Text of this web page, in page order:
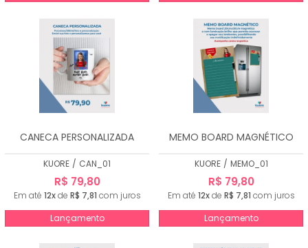
CANECA PERSONALIZADA
KUORE / CAN_01
R$ 79,80
Em até 12xde R$ 7,81 com juros
Lançamento
MEMO BOARD MAGNÉTICO
KUORE / MEMO_01
R$ 79,80
Em até 12xde R$ 7,81 com juros
Lançamento